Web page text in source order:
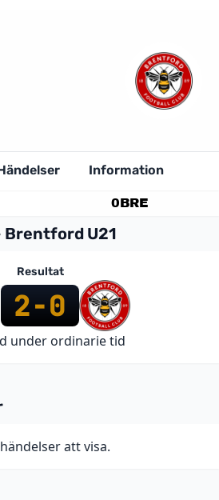
Information
0BRE
Brentford U21
Resultat
2-0
under ordinarie tid
att visa.